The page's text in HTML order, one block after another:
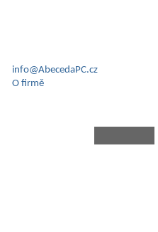
info@AbecedaPC.cz
O firmě